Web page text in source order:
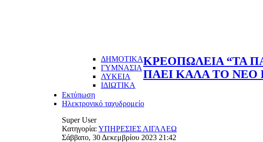
ΔΗΜΟΤΙΚΑ
ΓΥΜΝΑΣΙΑ
ΛΥΚΕΙΑ
ΙΔΙΩΤΙΚΑ
ΚΡΕΟΠΩΛΕΙΑ “ΤΑ
ΠΑΕΙ ΚΑΛΑ ΤΟ ΝΕΟ
Εκτύπωση
Ηλεκτρονικό ταχυδρομείο
Super User
Κατηγορία: ΥΠΗΡΕΣΙΕΣ ΑΙΓΑΛΕΩ
Σάββατο, 30 Δεκεμβρίου 2023 21:42